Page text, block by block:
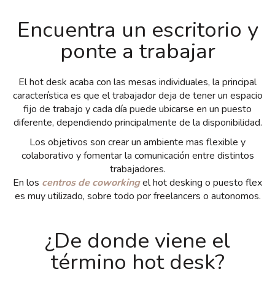
Encuentra un escritorio y
ponte a trabajar
El hot desk acaba con las mesas individuales, la principal
característica es que el trabajador deja de tener un espacio
fijo de trabajo y cada día puede ubicarse en un puesto
diferente, dependiendo principalmente de la disponibilidad.
Los objetivos son crear un ambiente mas flexible y
colaborativo y fomentar la comunicación entre distintos
trabajadores.
En los centros de coworkingel hot desking o puesto flex
es muy utilizado, sobre todo por freelancers o autonomos.
¿De donde viene el
término hot desk?